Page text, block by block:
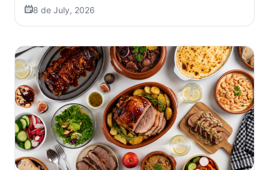
8 de July, 2026